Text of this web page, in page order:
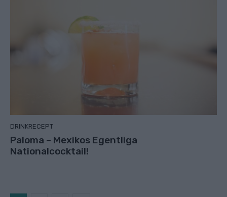
DRINKRECEPT
Paloma – Mexikos Egentliga
Nationalcocktail!